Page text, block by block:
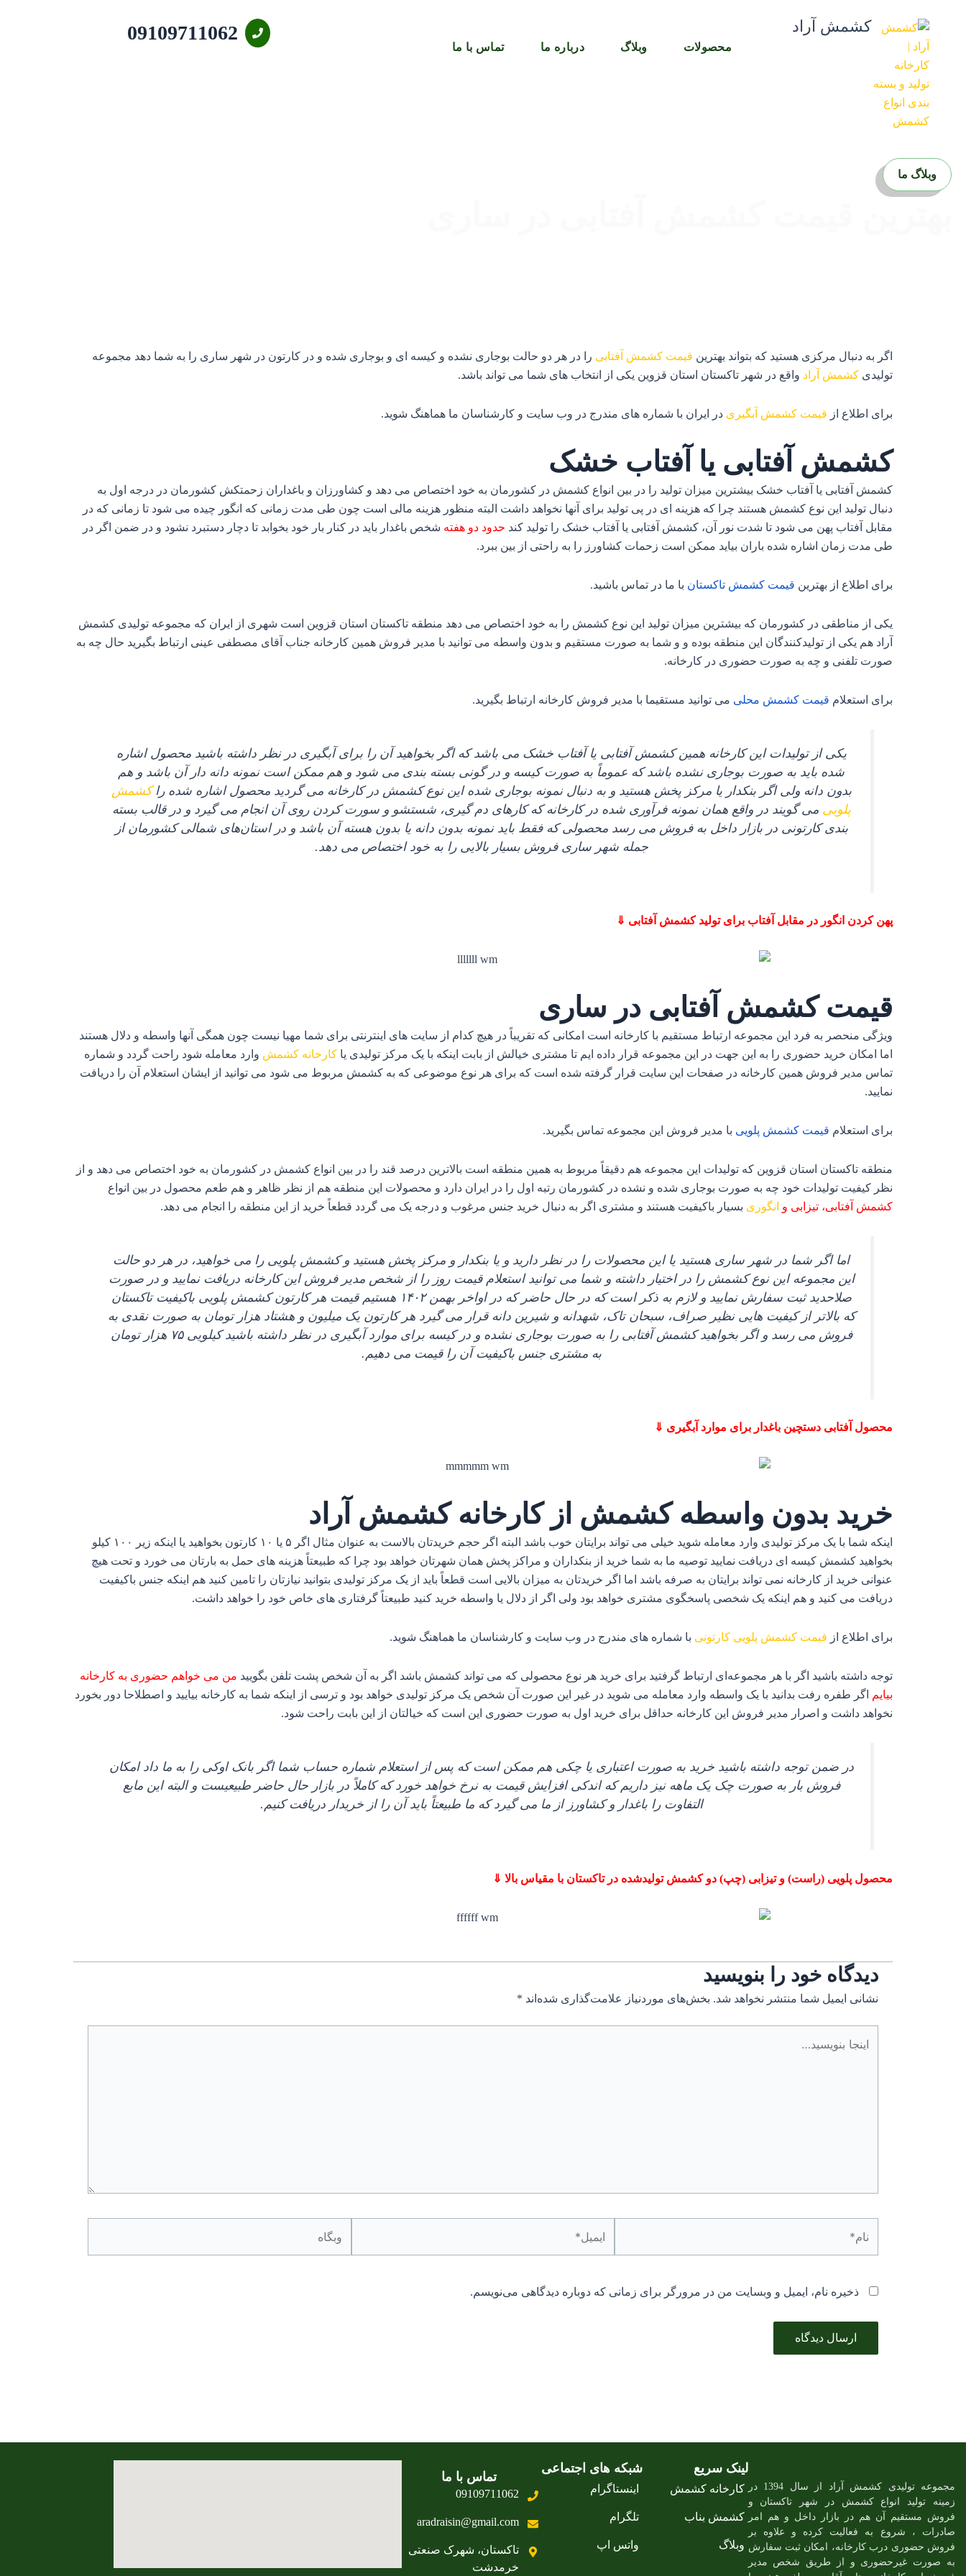
کشمش آراد
محصولات وبلاگ درباره ما تماس با ما
09109711062
وبلاگ ما
اگر به دنبال مرکزی هستید که بتواند بهترین قیمت کشمش آفتابی را در هر دو حالت بوجاری نشده و کیسه‌ ای و بوجاری شده و در کارتون در شهر ساری را به شما دهد مجموعه
تولیدی کشمش آراد واقع در شهر تاکستان استان قزوین یکی از انتخاب‌ های شما می‌ تواند باشد.
برای اطلاع از قیمت کشمش آبگیری در ایران با شماره های مندرج در وب سایت و کارشناسان ما هماهنگ شوید.
کشمش آفتابی یا آفتاب خشک
کشمش آفتابی یا آفتاب خشک بیشترین میزان تولید را در بین انواع کشمش در کشورمان به خود اختصاص می‌ دهد و کشاورزان و باغداران زحمتکش کشورمان در درجه اول به
دنبال تولید این نوع کشمش هستند چرا که هزینه‌ ای در پی تولید برای آنها نخواهد داشت البته منظور هزینه مالی است چون طی مدت زمانی که انگور چیده می‌ شود تا زمانی که در
مقابل آفتاب پهن می‌ شود تا شدت نور آن، کشمش آفتابی یا آفتاب خشک را تولید کند حدود دو هفته شخص باغدار باید در کنار بار خود بخوابد تا دچار دستبرد نشود و در ضمن اگر در
طی مدت زمان اشاره شده باران بیاید ممکن است زحمات کشاورز را به راحتی از بین ببرد.
برای اطلاع از بهترین قیمت کشمش تاکستان با ما در تماس باشید.
یکی از مناطقی در کشورمان که بیشترین میزان تولید این نوع کشمش را به خود اختصاص می‌ دهد منطقه تاکستان استان قزوین است شهری از ایران که مجموعه تولیدی کشمش
آراد هم یکی از تولیدکنندگان این منطقه بوده و و شما به صورت مستقیم و بدون واسطه می‌ توانید با مدیر فروش همین کارخانه جناب آقای مصطفی عینی ارتباط بگیرید حال چه به
صورت تلفنی و چه به صورت حضوری در کارخانه.
برای استعلام قیمت کشمش محلی می توانید مستقیما با مدیر فروش کارخانه ارتباط بگیرید.
یکی از تولیدات این کارخانه همین کشمش آفتابی یا آفتاب خشک می‌ باشد که اگر بخواهید آن را برای آبگیری در نظر داشته باشید محصول اشاره
شده باید به صورت بوجاری نشده باشد که عموماً به صورت کیسه و در گونی بسته‌ بندی می‌ شود و هم ممکن است نمونه دانه‌ دار آن باشد و هم
بدون دانه ولی اگر بنکدار یا مرکز پخش هستید و به دنبال نمونه بوجاری شده این نوع کشمش در کارخانه می‌ گردید محصول اشاره شده راکشمش
پلویی می‌ گویند در واقع همان نمونه فرآوری شده در کارخانه که کارهای دم‌ گیری، شستشو و سورت کردن روی آن انجام می‌ گیرد و در قالب بسته‌
بندی کارتونی در بازار داخل به فروش می‌ رسد محصولی که فقط باید نمونه بدون دانه یا بدون هسته آن باشد و در استان‌های شمالی کشورمان از
جمله شهر ساری فروش بسیار بالایی را به خود اختصاص می‌ دهد.
پهن کردن انگور در مقابل آفتاب برای تولید کشمش آفتابی ⇓
قیمت کشمش آفتابی در ساری
ویژگی منحصر به فرد این مجموعه ارتباط مستقیم با کارخانه است امکانی که تقریباً در هیچ کدام از سایت‌ های اینترنتی برای شما مهیا نیست چون همگی آنها واسطه و دلال هستند
اما امکان خرید حضوری را به این جهت در این مجموعه قرار داده‌ ایم تا مشتری خیالش از بابت اینکه با یک مرکز تولیدی یا کارخانه کشمش وارد معامله شود راحت گردد و شماره
تماس مدیر فروش همین کارخانه در صفحات این سایت قرار گرفته شده است که برای هر نوع موضوعی که به کشمش مربوط می‌ شود می‌ توانید از ایشان استعلام آن را دریافت
نمایید.
برای استعلام قیمت کشمش پلویی با مدیر فروش این مجموعه تماس بگیرید.
منطقه تاکستان استان قزوین که تولیدات این مجموعه هم دقیقاً مربوط به همین منطقه است بالاترین درصد قند را در بین انواع کشمش در کشورمان به خود اختصاص می دهد و از
نظر کیفیت تولیدات خود چه به صورت بوجاری شده و نشده در کشورمان رتبه اول را در ایران دارد و محصولات این منطقه هم از نظر ظاهر و هم طعم محصول در بین انواع
کشمش آفتابی، تیزابی و انگوری بسیار باکیفیت هستند و مشتری اگر به دنبال خرید جنس مرغوب و درجه یک می‌ گردد قطعاً خرید از این منطقه را انجام می‌ دهد.
اما اگر شما در شهر ساری هستید یا این محصولات را در نظر دارید و یا بنکدار و مرکز پخش هستید و کشمش پلویی را می‌ خواهید، در هر دو حالت
این مجموعه این نوع کشمش را در اختیار داشته و شما می‌ توانید استعلام قیمت روز را از شخص مدیر فروش این کارخانه دریافت نمایید و در صورت
صلاحدید ثبت سفارش نمایید و لازم به ذکر است که در حال حاضر که در اواخر بهمن ۱۴۰۲ هستیم قیمت هر کارتون کشمش پلویی باکیفیت تاکستان
که بالاتر از کیفیت‌ هایی نظیر صراف، سبحان تاک، شهدانه و شیرین دانه قرار می‌ گیرد هر کارتون یک میلیون و هشتاد هزار تومان به صورت نقدی به
فروش می‌ رسد و اگر بخواهید کشمش آفتابی را به صورت بوجاری نشده و در کیسه برای موارد آبگیری در نظر داشته باشید کیلویی ۷۵ هزار تومان
به مشتری جنس باکیفیت آن را قیمت می‌ دهیم.
محصول آفتابی دستچین باغدار برای موارد آبگیری ⇓
خرید بدون واسطه کشمش از کارخانه کشمش آراد
اینکه شما با یک مرکز تولیدی وارد معامله شوید خیلی می‌ تواند برایتان خوب باشد البته اگر حجم خریدتان بالاست به عنوان مثال اگر ۵ یا ۱۰ کارتون بخواهید یا اینکه زیر ۱۰۰ کیلو
بخواهید کشمش کیسه‌ ای دریافت نمایید توصیه ما به شما خرید از بنکداران و مراکز پخش همان شهرتان خواهد بود چرا که طبیعتاً هزینه های حمل به بارتان می‌ خورد و تحت هیچ
عنوانی خرید از کارخانه نمی‌ تواند برایتان به صرفه باشد اما اگر خریدتان به میزان بالایی است قطعاً باید از یک مرکز تولیدی بتوانید نیازتان را تامین کنید هم اینکه جنس باکیفیت
دریافت می‌ کنید و هم اینکه یک شخصی پاسخگوی مشتری خواهد بود ولی اگر از دلال یا واسطه خرید کنید طبیعتاً گرفتاری های خاص خود را خواهد داشت.
برای اطلاع از قیمت کشمش پلویی کارتونی با شماره های مندرج در وب سایت و کارشناسان ما هماهنگ شوید.
توجه داشته باشید اگر با هر مجموعه‌ای ارتباط گرفتید برای خرید هر نوع محصولی که می‌ تواند کشمش باشد اگر به آن شخص پشت تلفن بگویید من می‌ خواهم حضوری به کارخانه
بیایم اگر طفره رفت بدانید با یک واسطه وارد معامله می‌ شوید در غیر این صورت آن شخص یک مرکز تولیدی خواهد بود و ترسی از اینکه شما به کارخانه بیایید و اصطلاحا دور بخورد
نخواهد داشت و اصرار مدیر فروش این کارخانه حداقل برای خرید اول به صورت حضوری این است که خیالتان از این بابت راحت شود.
در ضمن توجه داشته باشید خرید به صورت اعتباری یا چکی هم ممکن است که پس از استعلام شماره حساب شما اگر بانک اوکی را به ما داد امکان
فروش بار به صورت چک یک ماهه نیز داریم که اندکی افزایش قیمت به نرخ خواهد خورد که کاملاً در بازار حال حاضر طبیعیست و البته این مابع
التفاوت را باغدار و کشاورز از ما می‌ گیرد که ما طبیعتاً باید آن را از خریدار دریافت کنیم.
محصول پلویی (راست) و تیزابی (چپ) دو کشمش تولیدشده در تاکستان با مقیاس بالا ⇓
دیدگاه‌ خود را بنویسید
نشانی ایمیل شما منتشر نخواهد شد. بخش‌های موردنیاز علامت‌گذاری شده‌اند *
بنویسید…
ذخیره نام، ایمیل و وبسایت من در مرورگر برای زمانی که دوباره دیدگاهی می‌نویسم.
مجموعه تولیدی کشمش آراد از سال 1394 در
زمینه تولید انواع کشمش در شهر تاکستان و
فروش مستقیم آن هم در بازار داخل و هم امر
صادرات ، شروع به فعالیت کرده و علاوه بر
فروش حضوری درب کارخانه، امکان ثبت سفارش
به صورت غیرحضوری و از طریق شخص مدیر
لینک سریع
کارخانه کشمش
کشمش بناب
وبلاگ
شبکه های اجتماعی
اینستاگرام
تلگرام
واتس اپ
تماس با ما
09109711062
aradraisin@gmail.com
تاکستان، شهرک صنعتی
خرمدشت